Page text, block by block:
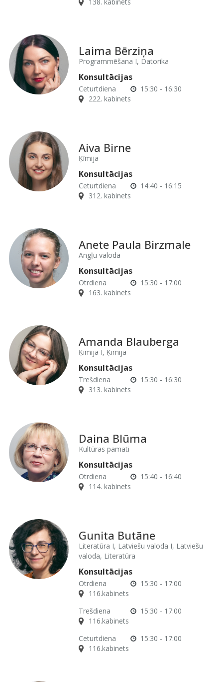
Laima Bērziņa
Programmēšana I, Datorika
Konsultācijas
Ceturtdiena
15:30 - 16:30
222. kabinets
Aiva Birne
Ķīmija
Konsultācijas
Ceturtdiena
14:40 - 16:15
312. kabinets
Anete Paula Birzmale
Angļu valoda
Konsultācijas
Otrdiena
15:30 - 17:00
163. kabinets
Amanda Blauberga
Ķīmija I, Ķīmija
Konsultācijas
Trešdiena
15:30 - 16:30
313. kabinets
Daina Blūma
Kultūras pamati
Konsultācijas
Otrdiena
15:40 - 16:40
114. kabinets
Gunita Butāne
Literatūra I, Latviešu valoda I, Latviešu
valoda, Literatūra
Konsultācijas
Otrdiena
15:30 - 17:00
116.kabinets
Trešdiena
15:30 - 17:00
116.kabinets
Ceturtdiena
15:30 - 17:00
116.kabinets